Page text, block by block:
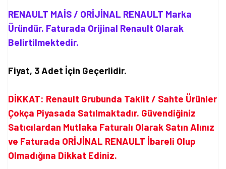
RENAULT MAİS / ORİJİNAL RENAULT Marka
Üründür. Faturada Orijinal Renault Olarak
Belirtilmektedir.
Fiyat, 3 Adet İçin Geçerlidir.
DİKKAT: Renault Grubunda Taklit / Sahte Ürünler
Çokça Piyasada Satılmaktadır. Güvendiğiniz
Satıcılardan Mutlaka Faturalı Olarak Satın Alınız
ve Faturada ORİJİNAL RENAULT İbareli Olup
Olmadığına Dikkat Ediniz.